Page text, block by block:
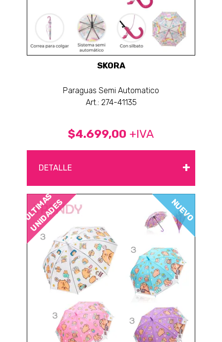
SKORA
Paraguas Semi Automatico
Art.: 274-41135
$4.699,00 +IVA
DETALLE +
ÚLTIMAS
UNIDADES NUEVO